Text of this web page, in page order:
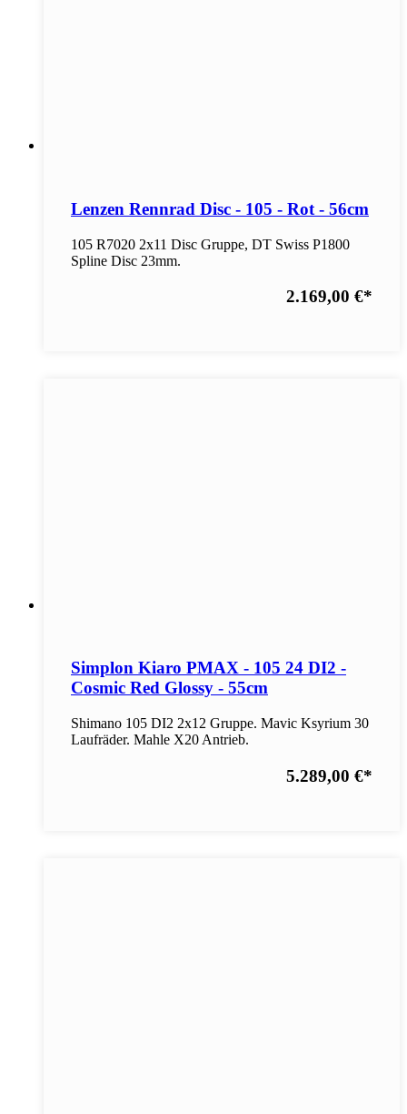
Lenzen Rennrad Disc - 105 - Rot - 56cm
105 R7020 2x11 Disc Gruppe, DT Swiss P1800
Spline Disc 23mm.
2.169,00 €*
Simplon Kiaro PMAX - 105 24 DI2 -
Cosmic Red Glossy - 55cm
Shimano 105 DI2 2x12 Gruppe. Mavic Ksyrium 30
Laufräder. Mahle X20 Antrieb.
5.289,00 €*